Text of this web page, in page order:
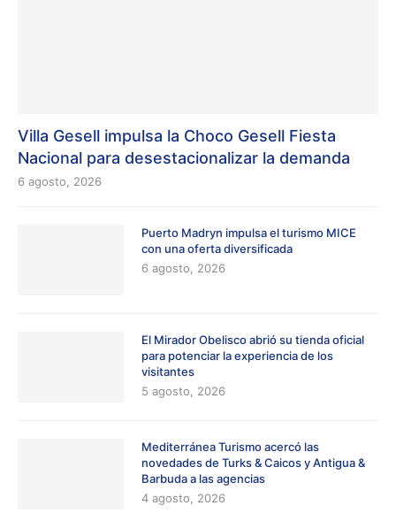
Villa Gesell impulsa la Choco Gesell Fiesta
Nacional para desestacionalizar la demanda
6 agosto, 2026
Puerto Madryn impulsa el turismo MICE
con una oferta diversificada
6 agosto, 2026
El Mirador Obelisco abrió su tienda oficial
para potenciar la experiencia de los
visitantes
5 agosto, 2026
Mediterránea Turismo acercó las
novedades de Turks & Caicos y Antigua &
Barbuda a las agencias
4 agosto, 2026